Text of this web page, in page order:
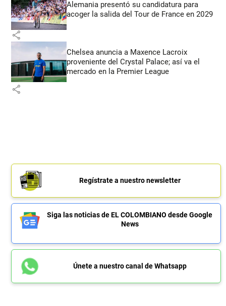
Alemania presentó su candidatura para
acoger la salida del Tour de France en 2029
share
Chelsea anuncia a Maxence Lacroix
proveniente del Crystal Palace; así va el
mercado en la Premier League
share
Regístrate a nuestro newsletter
Siga las noticias de EL COLOMBIANO desde Google
News
Únete a nuestro canal de Whatsapp